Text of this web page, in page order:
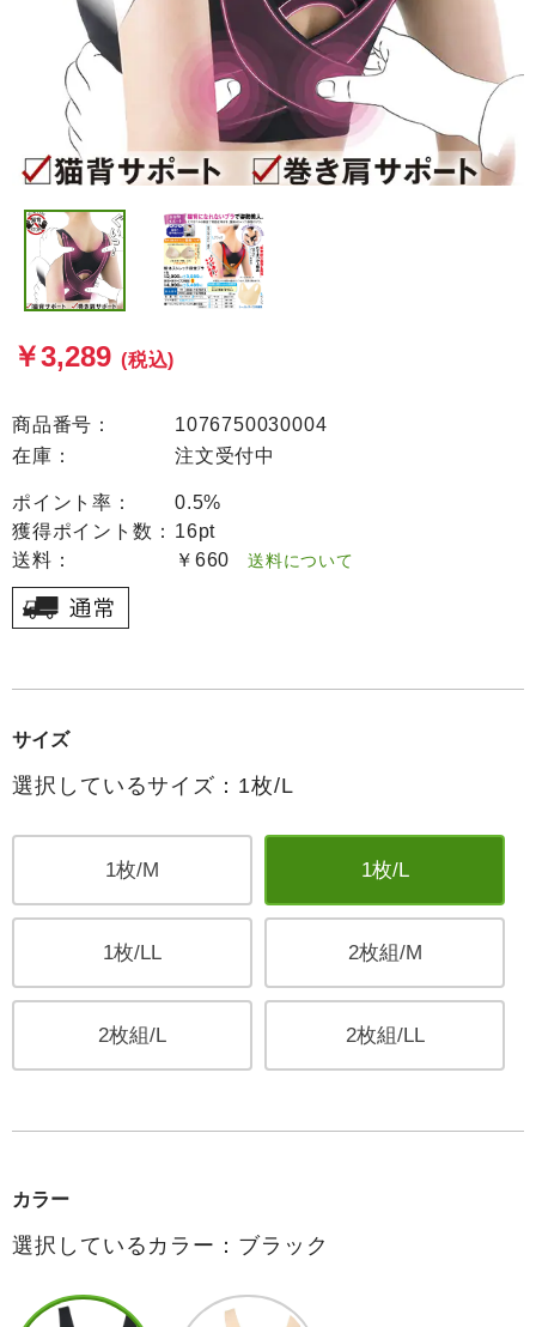
￥3,289 (税込)
商品番号：
1076750030004
在庫：
注文受付中
ポイント率：
0.5%
獲得ポイント数： 16pt
送料：
￥660 送料について
サイズ
選択しているサイズ：1枚/L
1枚/M 1枚/L
1枚/LL 2枚組/M
2枚組/L 2枚組/LL
カラー
選択しているカラー：ブラック